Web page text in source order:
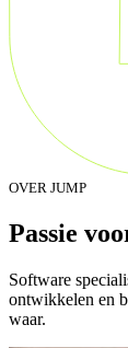
OVER JUMP
Passie
Software
ontwikkelen en
waar.